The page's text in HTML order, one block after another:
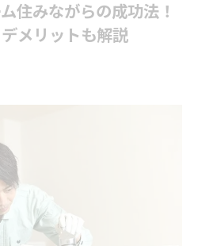
住みながらの成功法！
メリットも解説